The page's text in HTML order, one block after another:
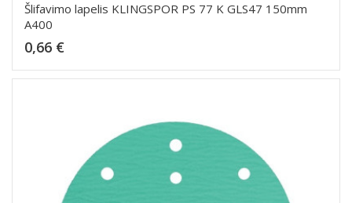
Šlifavimo lapelis KLINGSPOR PS 77 K GLS47 150mm
A400
0,66 €